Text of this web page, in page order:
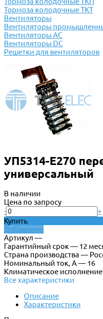
Тормоза колодочные ТКТ
Вентиляторы
Вентиляторы
Вентиляторы АС
Вентиляторы DC
Решетки для вентиляторов
УП5314-Е270
универсальный
В наличии
Цена по запросу
-
+
Купить
Добавлено
Артикул —
Гарантийный срок — 12
Страна производства —
Номинальный ток, А — 16
Климатическое
Все характеристики
Описание
Характеристики